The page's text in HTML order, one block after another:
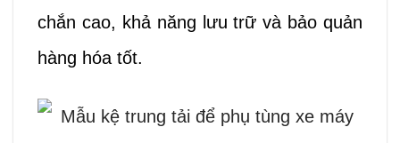
chắn cao, khả năng lưu trữ và bảo quản
hàng hóa tốt.